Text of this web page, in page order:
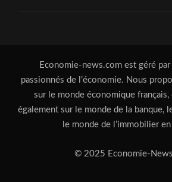
Economie-news.com est géré
passionnés de l’économie. Nous
sur le monde économique français,
également sur le monde de la banque,
le monde de l’immobilier
© 2025 Economie-